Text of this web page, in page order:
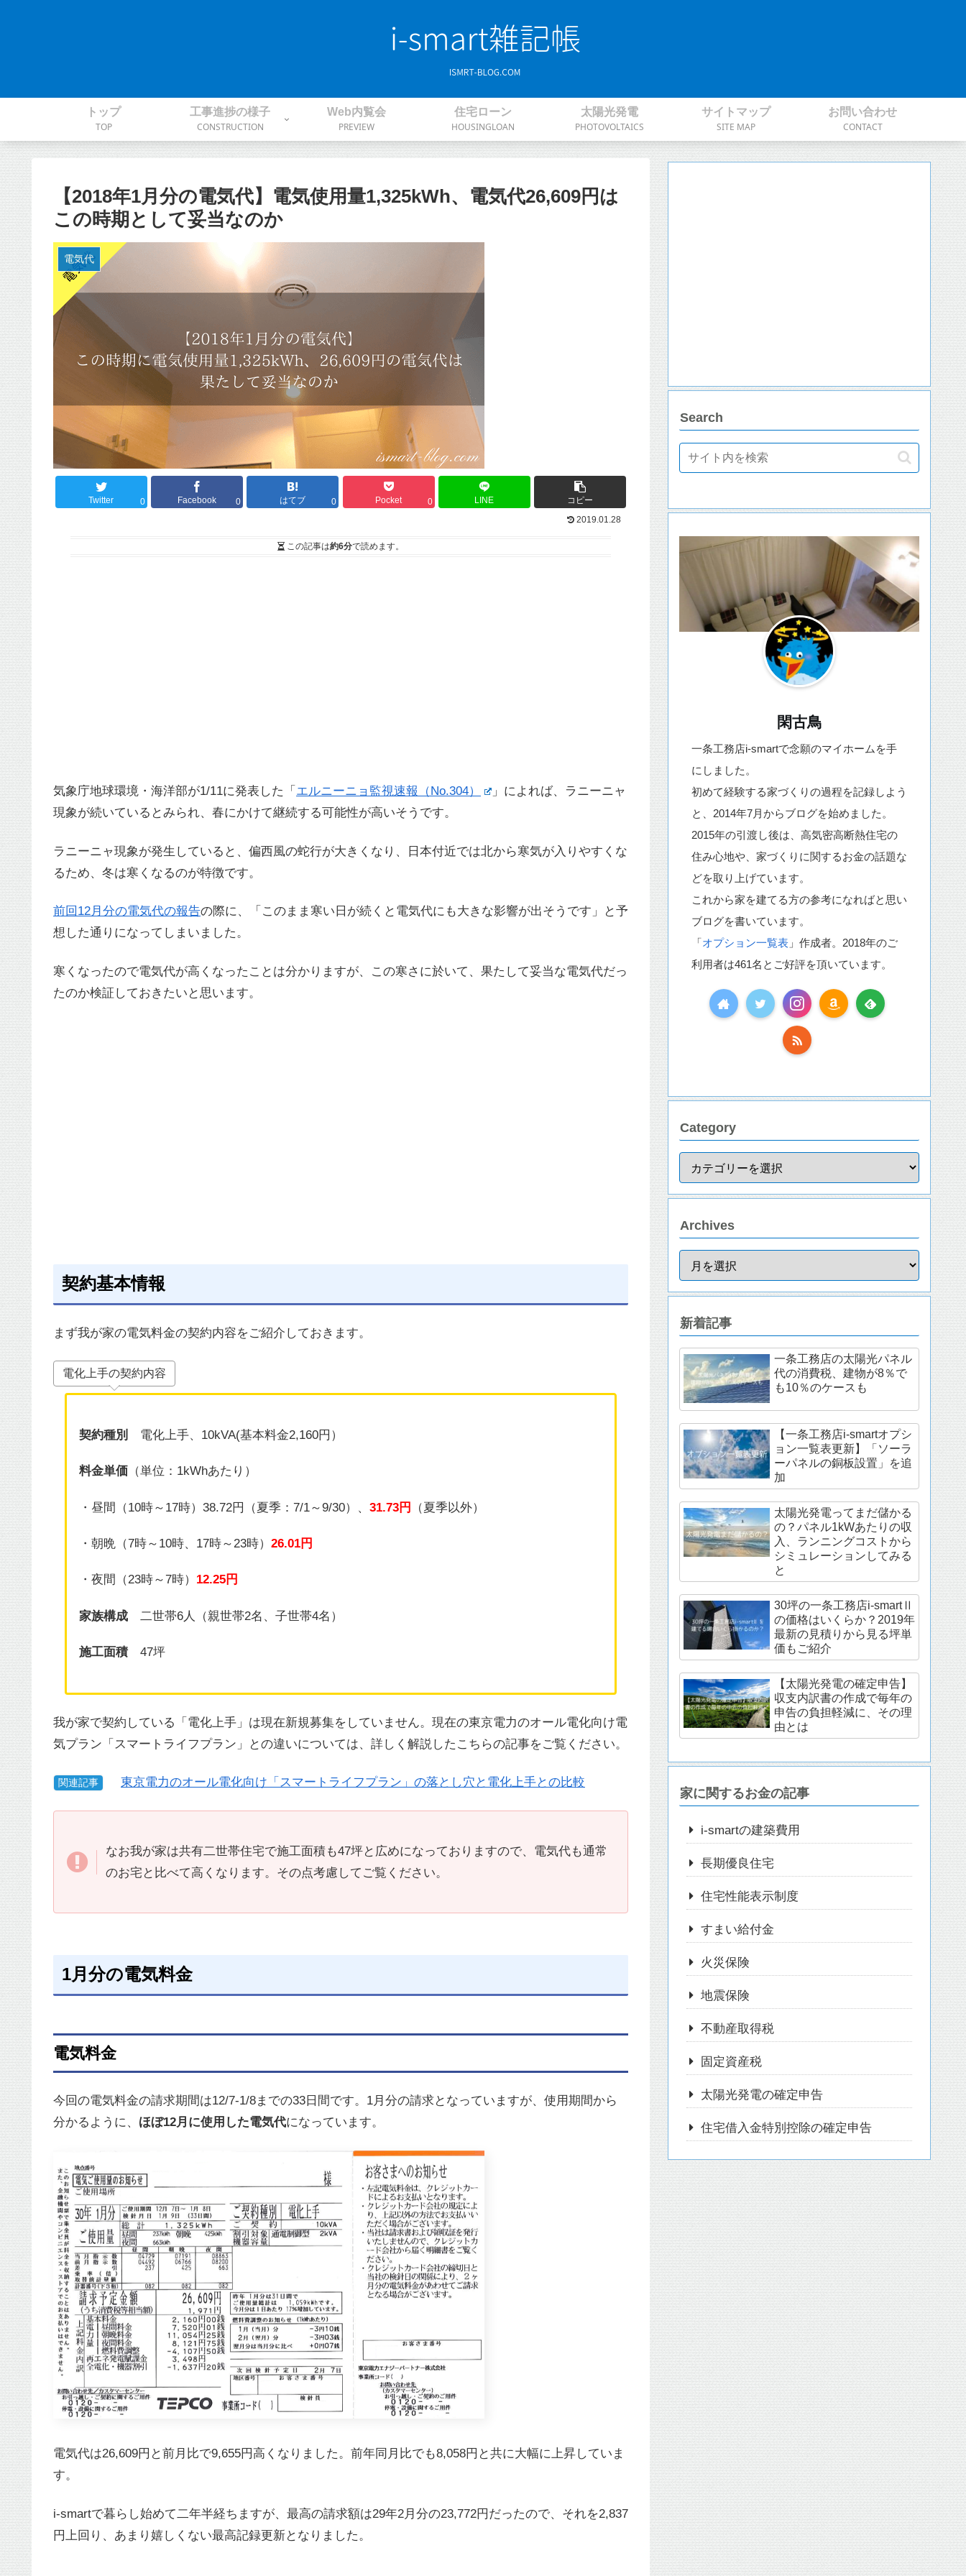
トップ
TOP
工事進捗の様子
CONSTRUCTION
Web内覧会
PREVIEW
住宅ローン
HOUSINGLOAN
太陽光発電
PHOTOVOLTAICS
サイトマップ
SITE MAP
お問い合わせ
CONTACT
【2018年1月分の電気代】電気使用量1,325kWh、電気代26,609円は
この時期として妥当なのか
電気代
Twitter 0 Facebook 0 はてブ 0 Pocket 0 LINE
コピー
2019.01.28
この記事は約6分で読めます。
気象庁地球環境・海洋部が1/11に発表した「 エルニーニョ監視速報（No.304）
」によれば、ラニーニャ
現象が続いているとみられ、春にかけて継続する可能性が高いそうです。
ラニーニャ現象が発生していると、偏西風の蛇行が大きくなり、日本付近では北から寒気が入りやすくな
るため、冬は寒くなるのが特徴です。
前回12月分の電気代の報告の際に、「このまま寒い日が続くと電気代にも大きな影響が出そうです」と予
想した通りになってしまいました。
寒くなったので電気代が高くなったことは分かりますが、この寒さに於いて、果たして妥当な電気代だっ
たのか検証しておきたいと思います。
契約基本情報
まず我が家の電気料金の契約内容をご紹介しておきます。
電化上手の契約内容
契約種別 電化上手、10kVA(基本料金2,160円）
料金単価 （単位：1kWhあたり）
・昼間（10時～17時）38.72円（夏季：7/1～9/30）、 31.73円 （夏季以外）
・朝晩（7時～10時、17時～23時） 26.01円
・夜間（23時～7時） 12.25円
家族構成 二世帯6人（親世帯2名、子世帯4名）
施工面積47坪
我が家で契約している「電化上手」は現在新規募集をしていません。現在の東京電力のオール電化向け電
気プラン「スマートライフプラン」との違いについては、詳しく解説したこちらの記事をご覧ください。
関連記事 東京電力のオール電化向け「スマートライフプラン」の落とし穴と電化上手との比較
なお我が家は共有二世帯住宅で施工面積も47坪と広めになっておりますので、電気代も通常
のお宅と比べて高くなります。その点考慮してご覧ください。
1月分の電気料金
電気料金
今回の電気料金の請求期間は12/7-1/8までの33日間です。1月分の請求となっていますが、使用期間から
分かるように、 ほぼ12月に使用した電気代になっています。
電気代は26,609円と前月比で9,655円高くなりました。前年同月比でも8,058円と共に大幅に上昇していま
す。
i-smartで暮らし始めて二年半経ちますが、最高の請求額は29年2月分の23,772円だったので、それを2,837
円上回り、あまり嬉しくない最高記録更新となりました。
Search
閑古鳥
一条工務店i-smartで念願のマイホームを手
にしました。
初めて経験する家づくりの過程を記録しよう
と、2014年7月からブログを始めました。
2015年の引渡し後は、高気密高断熱住宅の
住み心地や、家づくりに関するお金の話題な
どを取り上げています。
これから家を建てる方の参考になればと思い
ブログを書いています。
「オプション一覧表 」作成者。2018年のご
利用者は461名とご好評を頂いています。
Category
Archives
新着記事
一条工務店の太陽光パネル
代の消費税、建物が8％で
も10％のケースも
【一条工務店i-smartオプシ
ョン一覧表更新】「ソーラ
ーパネルの銅板設置」を追
加
太陽光発電ってまだ儲かる
の？パネル1kWあたりの収
入、ランニングコストから
シミュレーションしてみる
と
30坪の一条工務店i-smartⅡ
の価格はいくらか？2019年
最新の見積りから見る坪単
価もご紹介
【太陽光発電の確定申告】
収支内訳書の作成で毎年の
申告の負担軽減に、その理
由とは
家に関するお金の記事
i-smartの建築費用
長期優良住宅
住宅性能表示制度
すまい給付金
火災保険
地震保険
不動産取得税
固定資産税
太陽光発電の確定申告
住宅借入金特別控除の確定申告